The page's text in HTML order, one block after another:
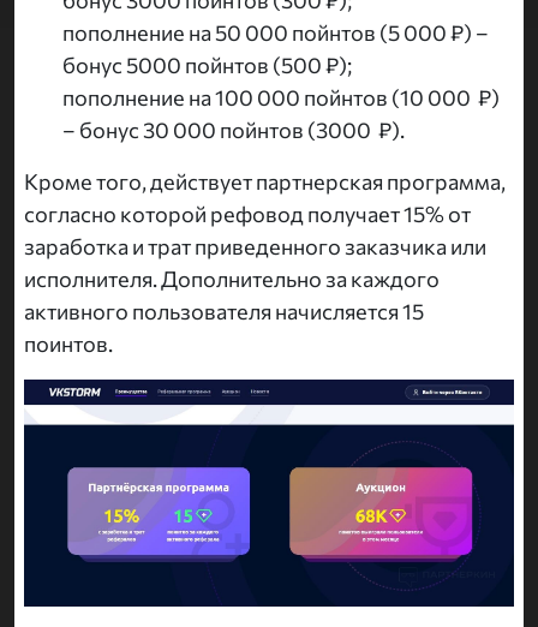
пополнение на 50 000 пойнтов (5 000 ₽) –
бонус 5000 пойнтов (500 ₽);
пополнение на 100 000 пойнтов (10 000 ₽)
– бонус 30 000 пойнтов (3000 ₽).
Кроме того, действует партнерская программа,
согласно которой рефовод получает 15% от
заработка и трат приведенного заказчика или
исполнителя. Дополнительно за каждого
активного пользователя начисляется 15
поинтов.